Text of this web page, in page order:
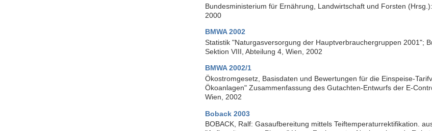
Bundesministerium für Ernährung, Landwirtschaft und Forsten
2000
BMWA 2002
Statistik "Naturgasversorgung der Hauptverbrauchergruppen 2001";
Sektion VIII, Abteilung 4, Wien, 2002
BMWA 2002/1
Ökostromgesetz, Basisdaten und Bewertungen für die Einspeise-
Ökoanlagen" Zusammenfassung des Gutachten-Entwurfs der E-
Wien, 2002
Boback 2003
BOBACK, Ralf: Gasaufbereitung mittels Teiftemperaturrektifikation.